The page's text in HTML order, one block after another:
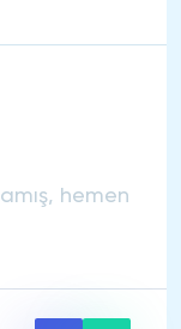
hemen